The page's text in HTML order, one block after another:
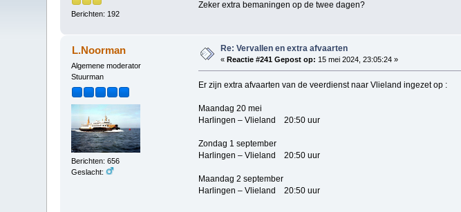
Berichten: 192
Zeker extra bemaningen op de twee dagen?
L.Noorman
Algemene moderator
Stuurman
Berichten: 656
Geslacht:
Re: Vervallen en extra afvaarten
« Reactie #241 Gepost op: 15 mei 2024, 23:05:24 »
Er zijn extra afvaarten van de veerdienst naar Vlieland ingezet op :
Maandag 20 mei
Harlingen – Vlieland 20:50 uur
Zondag 1 september
Harlingen – Vlieland 20:50 uur
Maandag 2 september
Harlingen – Vlieland 20:50 uur